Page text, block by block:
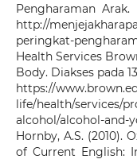
Pengharaman
http://
peringkat-
Health Services
Body. Diakses pada
https://
life/health/services/
alcohol/alcohol-and-
Hornby, A.S. (2010).
of Current English: